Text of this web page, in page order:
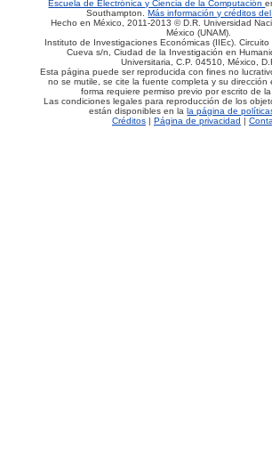
Escuela de Electrónica y Ciencia de la Computación
Southampton.Más información y créditos
Hecho en México, 2011-2013 © D.R. Universidad
México (UNAM).
Instituto de Investigaciones Económicas (IIEc).
Cueva s/n, Ciudad de la Investigación en
Universitaria, C.P. 04510, México,
Esta página puede ser reproducida con fines no
no se mutile, se cite la fuente completa y su dirección
forma requiere permiso previo por escrito de
Las condiciones legales para reproducción de los
están disponibles en lala página de
Créditos| Página de privacidad |